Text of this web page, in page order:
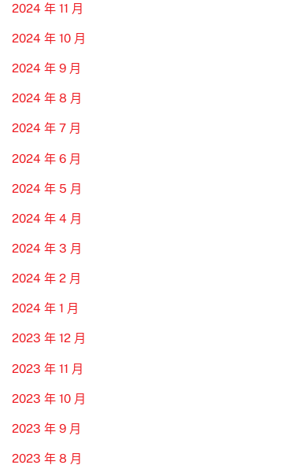
2024 年 11 月
2024 年 10 月
2024 年 9 月
2024 年 8 月
2024 年 7 月
2024 年 6 月
2024 年 5 月
2024 年 4 月
2024 年 3 月
2024 年 2 月
2024 年 1 月
2023 年 12 月
2023 年 11 月
2023 年 10 月
2023 年 9 月
2023 年 8 月